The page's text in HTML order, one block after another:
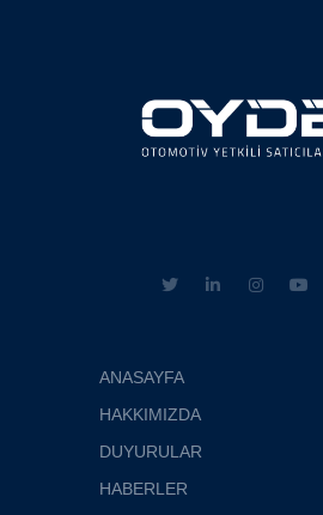
ANASAYFA
HAKKIMIZDA
DUYURULAR
HABERLER